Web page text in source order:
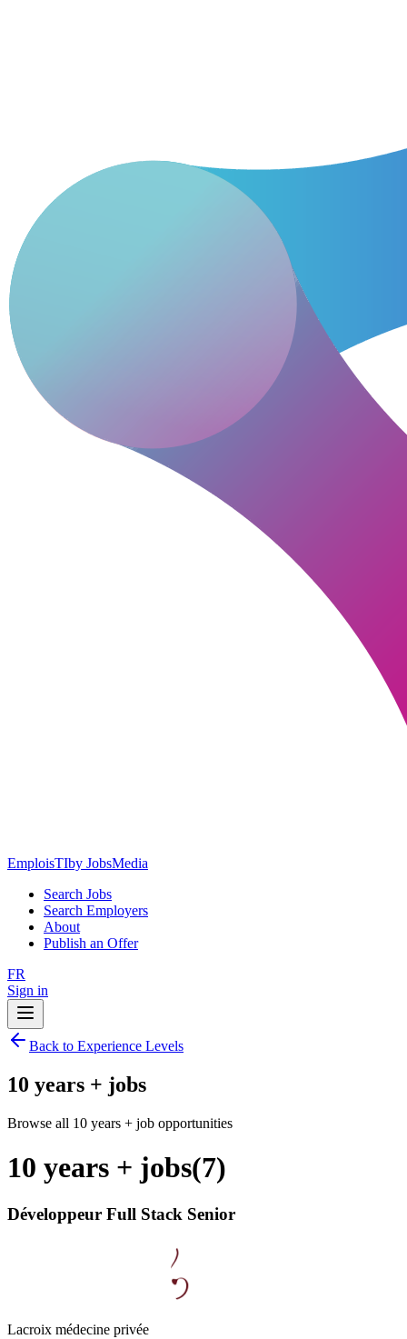
EmploisTIby JobsMedia
Search Jobs
Search Employers
About
Publish an Offer
FR
Sign in
Back to Experience Levels
10 years + jobs
Browse all 10 years + job opportunities
10 years + jobs(7)
Développeur Full Stack Senior
Lacroix médecine privée